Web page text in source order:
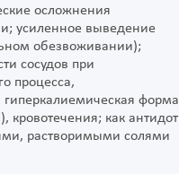
осложнения
усиленное выведение
обезвоживании);
сосудов при
процесса,
гиперкалиемическая форма
как антидот
растворимыми солями